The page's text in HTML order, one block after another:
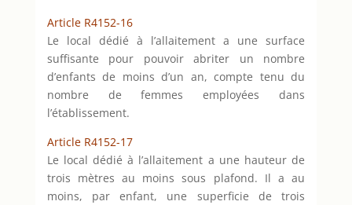
Article R4152-16
Le local dédié à l’allaitement a une surface
suffisante pour pouvoir abriter un nombre
d’enfants de moins d’un an, compte tenu du
nombre de femmes employées dans
l’établissement.
Article R4152-17
Le local dédié à l’allaitement a une hauteur de
trois mètres au moins sous plafond. Il a au
moins, par enfant, une superficie de trois